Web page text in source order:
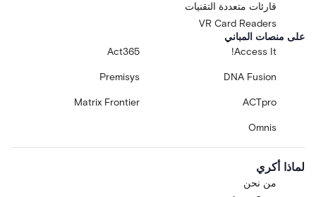
قارئات متعددة التقنيات
VR Card Readers
على منصات المباني
Access It!
Act365
DNA Fusion
Premisys
ACTpro
Matrix Frontier
Omnis
لماذا أكري
من نحن